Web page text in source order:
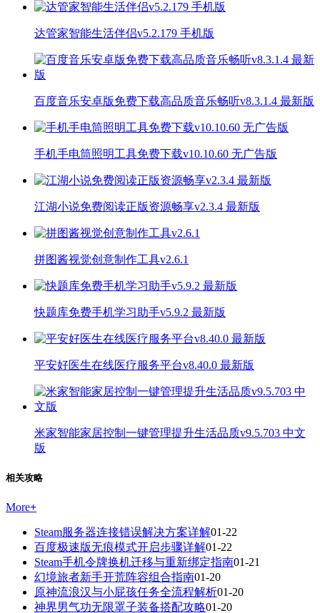
达管家智能生活伴侣v5.2.179 手机版
百度音乐安卓版免费下载高品质音乐畅听v8.3.1.4 最新版
手机手电筒照明工具免费下载v10.10.60 无广告版
江湖小说免费阅读正版资源畅享v2.3.4 最新版
拼图酱视觉创意制作工具v2.6.1
快题库免费手机学习助手v5.9.2 最新版
平安好医生在线医疗服务平台v8.40.0 最新版
米家智能家居控制一键管理提升生活品质v9.5.703 中文
版
相关攻略
More+
Steam服务器连接错误解决方案详解01-22
百度极速版无痕模式开启步骤详解01-22
Steam手机令牌换机迁移与重新绑定指南01-21
幻境旅者新手开荒阵容组合指南01-20
原神流浪汉与小屁孩任务全流程解析01-20
神界男气功无限罩子装备搭配攻略01-20